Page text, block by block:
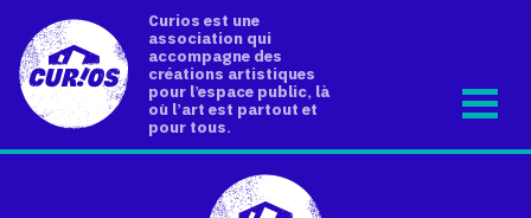
Curios est une
association qui
accompagne des
créations artistiques
pour l’espace public, là
où l’art est partout et
pour tous.